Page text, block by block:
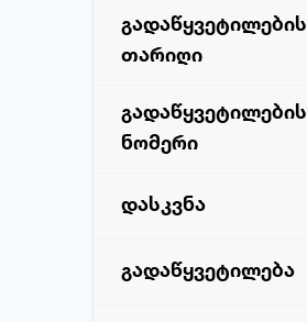
გადაწყვეტილების
თარიღი
გადაწყვეტილების
ნომერი
დასკვნა
გადაწყვეტილება